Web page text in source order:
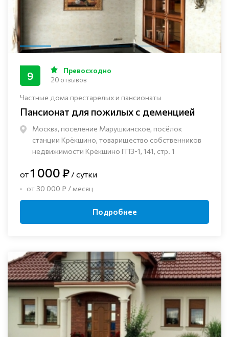
Частные дома престарелых и пансионаты
Пансионат для пожилых с деменцией
Москва, поселение Марушкинское, посёлок
станции Крёкшино, товарищество собственников
недвижимости Крёкшино ГПЗ-1, 141, стр. 1
9 Превосходно
20 отзывов
от1 000 ₽ / сутки
от 30 000 ₽ / месяц
Подробнее